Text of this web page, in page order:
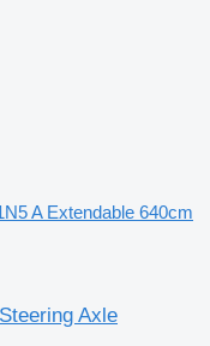
A Extendable 640cm
Axle